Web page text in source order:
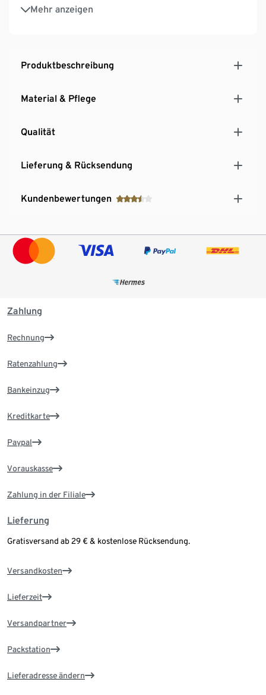
Mehr anzeigen
Lauren ist 171 cm groß und trägt Größe 36
Dies ist ein Produkt der Marke Fire & Glory
Produktbeschreibung
Material & Pflege
Qualität
Lieferung & Rücksendung
Kundenbewertungen
Zahlung
Rechnung
Ratenzahlung
Bankeinzug
Kreditkarte
Paypal
Vorauskasse
Zahlung in der Filiale
Lieferung
Gratisversand ab 29 € & kostenlose Rücksendung.
Versandkosten
Lieferzeit
Versandpartner
Packstation
Lieferadresse ändern